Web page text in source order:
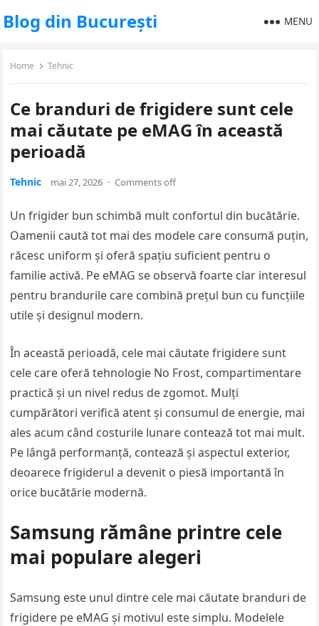
Blog din București MENU
Home Tehnic
Ce branduri de frigidere sunt cele
mai căutate pe eMAG în această
perioadă
Tehnic mai 27, 2026 · Comments off
Un frigider bun schimbă mult confortul din bucătărie.
Oamenii caută tot mai des modele care consumă puțin,
răcesc uniform și oferă spațiu suficient pentru o
familie activă. Pe eMAG se observă foarte clar interesul
pentru brandurile care combină prețul bun cu funcțiile
utile și designul modern.
În această perioadă, cele mai căutate frigidere sunt
cele care oferă tehnologie No Frost, compartimentare
practică și un nivel redus de zgomot. Mulți
cumpărători verifică atent și consumul de energie, mai
ales acum când costurile lunare contează tot mai mult.
Pe lângă performanță, contează și aspectul exterior,
deoarece frigiderul a devenit o piesă importantă în
orice bucătărie modernă.
Samsung rămâne printre cele
mai populare alegeri
Samsung este unul dintre cele mai căutate branduri de
frigidere pe eMAG și motivul este simplu. Modelele